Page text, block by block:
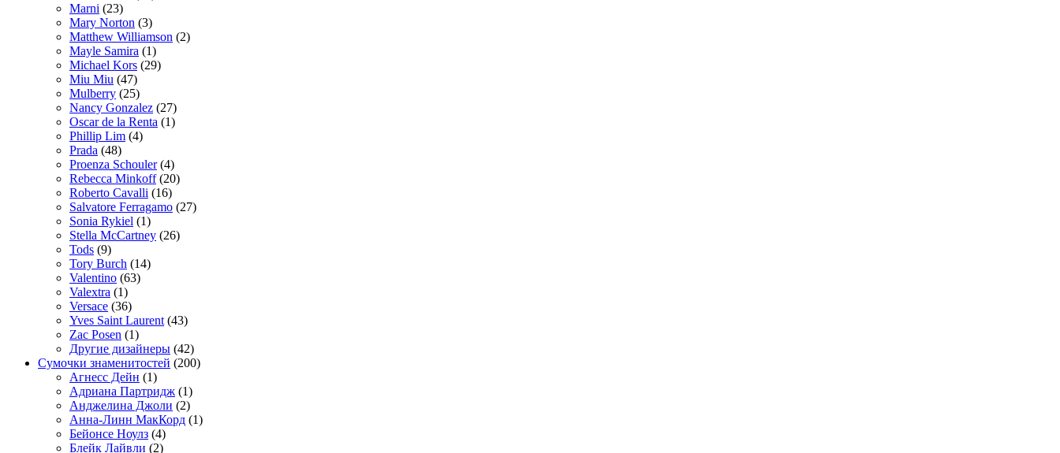
Marni (23)
Mary Norton (3)
Matthew Williamson (2)
Mayle Samira (1)
Michael Kors (29)
Miu Miu (47)
Mulberry (25)
Nancy Gonzalez (27)
Oscar de la Renta (1)
Phillip Lim (4)
Prada (48)
Proenza Schouler(4)
Rebecca Minkoff(20)
Roberto Cavalli (16)
Salvatore Ferragamo (27)
Sonia Rykiel (1)
Stella McCartney (26)
Tods (9)
Tory Burch (14)
Valentino (63)
Valextra (1)
Versace (36)
Yves Saint Laurent (43)
Zac Posen (1)
Другие дизайнеры (42)
Сумочки знаменитостей (200)
Агнесс Дейн (1)
Адриана Партридж (1)
Анджелина Джоли (2)
Анна-Линн МакКорд (1)
Бейонсе Ноулз (4)
Блейк Лайвли (2)